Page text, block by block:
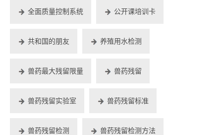
全面质量控制系统 公开课培训卡
共和国的朋友 养殖用水检测
兽药最大残留限量 兽药残留
兽药残留实验室 兽药残留标准
兽药残留检测 兽药残留检测方法